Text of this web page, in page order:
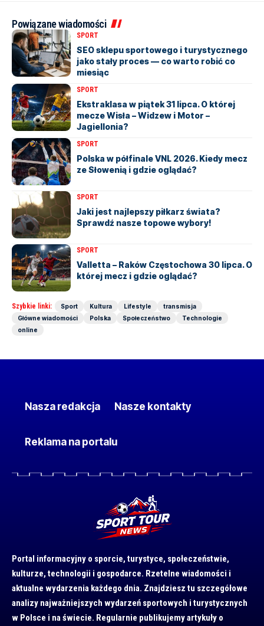
Powiązane wiadomości
SPORT
SEO sklepu sportowego i turystycznego
jako stały proces — co warto robić co
miesiąc
SPORT
Ekstraklasa w piątek 31 lipca. O której
mecze Wisła – Widzew i Motor –
Jagiellonia?
SPORT
Polska w półfinale VNL 2026. Kiedy mecz
ze Słowenią i gdzie oglądać?
SPORT
Jaki jest najlepszy piłkarz świata?
Sprawdź nasze topowe wybory!
SPORT
Valletta – Raków Częstochowa 30 lipca. O
której mecz i gdzie oglądać?
Szybkie linki: Sport Kultura Lifestyle
transmisja
Główne wiadomości
Polska Społeczeństwo
Technologie
online
Nasza redakcja Nasze kontakty
Reklama na portalu
Portal informacyjny o sporcie, turystyce, społeczeństwie,
kulturze, technologii i gospodarce. Rzetelne wiadomości i
aktualne wydarzenia każdego dnia. Znajdziesz tu szczegółowe
analizy najważniejszych wydarzeń sportowych i turystycznych
w Polsce i na świecie. Regularnie publikujemy artykuły o